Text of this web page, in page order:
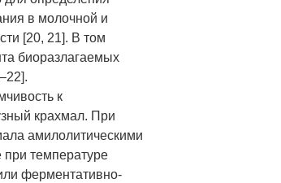
в молочной и
[20, 21]. В том
биоразлагаемых
к
крахмал. При
амилолитическими
температуре
ферментативно-